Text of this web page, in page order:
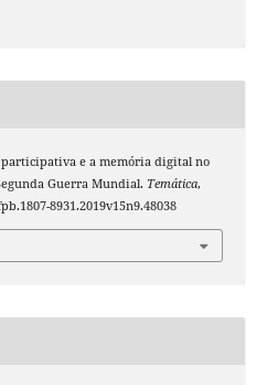
participativa e a memória digital no
Guerra Mundial. Temática,
8931.2019v15n9.48038